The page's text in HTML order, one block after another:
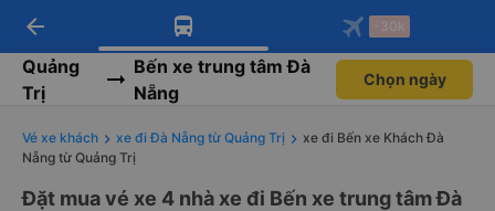
Tải app Vexere ngay!
Nhận ưu đãi thành viên độc
quyền
Mở app
Tải app Vexere
-30k/ghế khi đặt vé máy bay qua
app
Mở app
arrow_back -30k
Quảng
Trị
Bến xe trung tâm Đà
Nẵng
Chọn ngày
Vé xe khách xe đi Đà Nẵng từ Quảng Trị
xe đi Bến xe Khách Đà
Nẵng từ Quảng Trị
Đặt mua vé xe 4 nhà xe đi Bến xe trung tâm Đà